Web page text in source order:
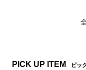
PICK UP ITEM ピッ